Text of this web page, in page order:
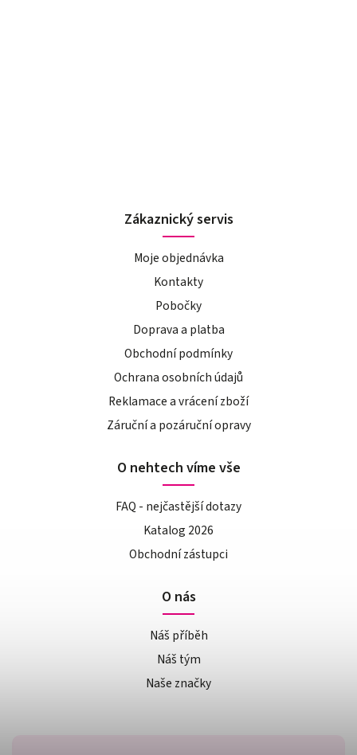
Zákaznický servis
Moje objednávka
Kontakty
Pobočky
Doprava a platba
Obchodní podmínky
Ochrana osobních údajů
Reklamace a vrácení zboží
Záruční a pozáruční opravy
O nehtech víme vše
FAQ - nejčastější dotazy
Katalog 2026
Obchodní zástupci
O nás
Náš příběh
Náš tým
Naše značky